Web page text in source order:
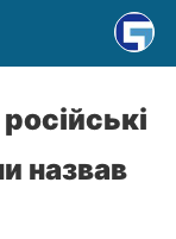
назвав